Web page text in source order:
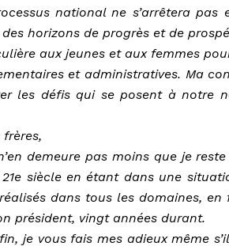
national ne s’arrêtera pas
horizons de progrès et de
aux jeunes et aux femmes
et administratives. Ma
les défis qui se posent à notre
demeure pas moins que je
siècle en étant dans une
dans tous les domaines,
président, vingt années durant.
je vous fais mes adieux même